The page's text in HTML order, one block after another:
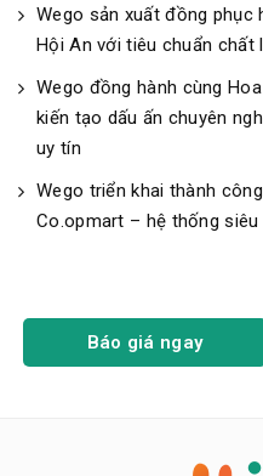
Wego sản xuất đồng
Hội An với tiêu chuẩn chất
Wego đồng hành cùng
kiến tạo dấu ấn chuyên
uy tín
Wego triển khai thành
Co.opmart – hệ thống
Báo giá ngay